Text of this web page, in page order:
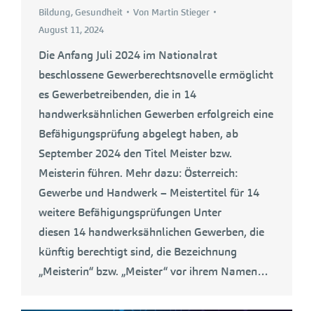
Bildung,Gesundheit Von Martin Stieger
August 11, 2024
Die Anfang Juli 2024 im Nationalrat
beschlossene Gewerberechtsnovelle ermöglicht
es Gewerbetreibenden, die in 14
handwerksähnlichen Gewerben erfolgreich eine
Befähigungsprüfung abgelegt haben, ab
September 2024 den Titel Meister bzw.
Meisterin führen. Mehr dazu: Österreich:
Gewerbe und Handwerk – Meistertitel für 14
weitere Befähigungsprüfungen Unter
diesen 14 handwerksähnlichen Gewerben, die
künftig berechtigt sind, die Bezeichnung
„Meisterin“ bzw. „Meister“ vor ihrem Namen…